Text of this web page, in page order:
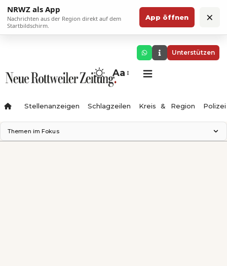
NRWZ als App
Nachrichten aus der Region direkt auf dem
Startbildschirm.
App öffnen ×
Unterstützen
Aa
Stellenanzeigen Schlagzeilen Kreis & Region Polizei
Themen im Fokus